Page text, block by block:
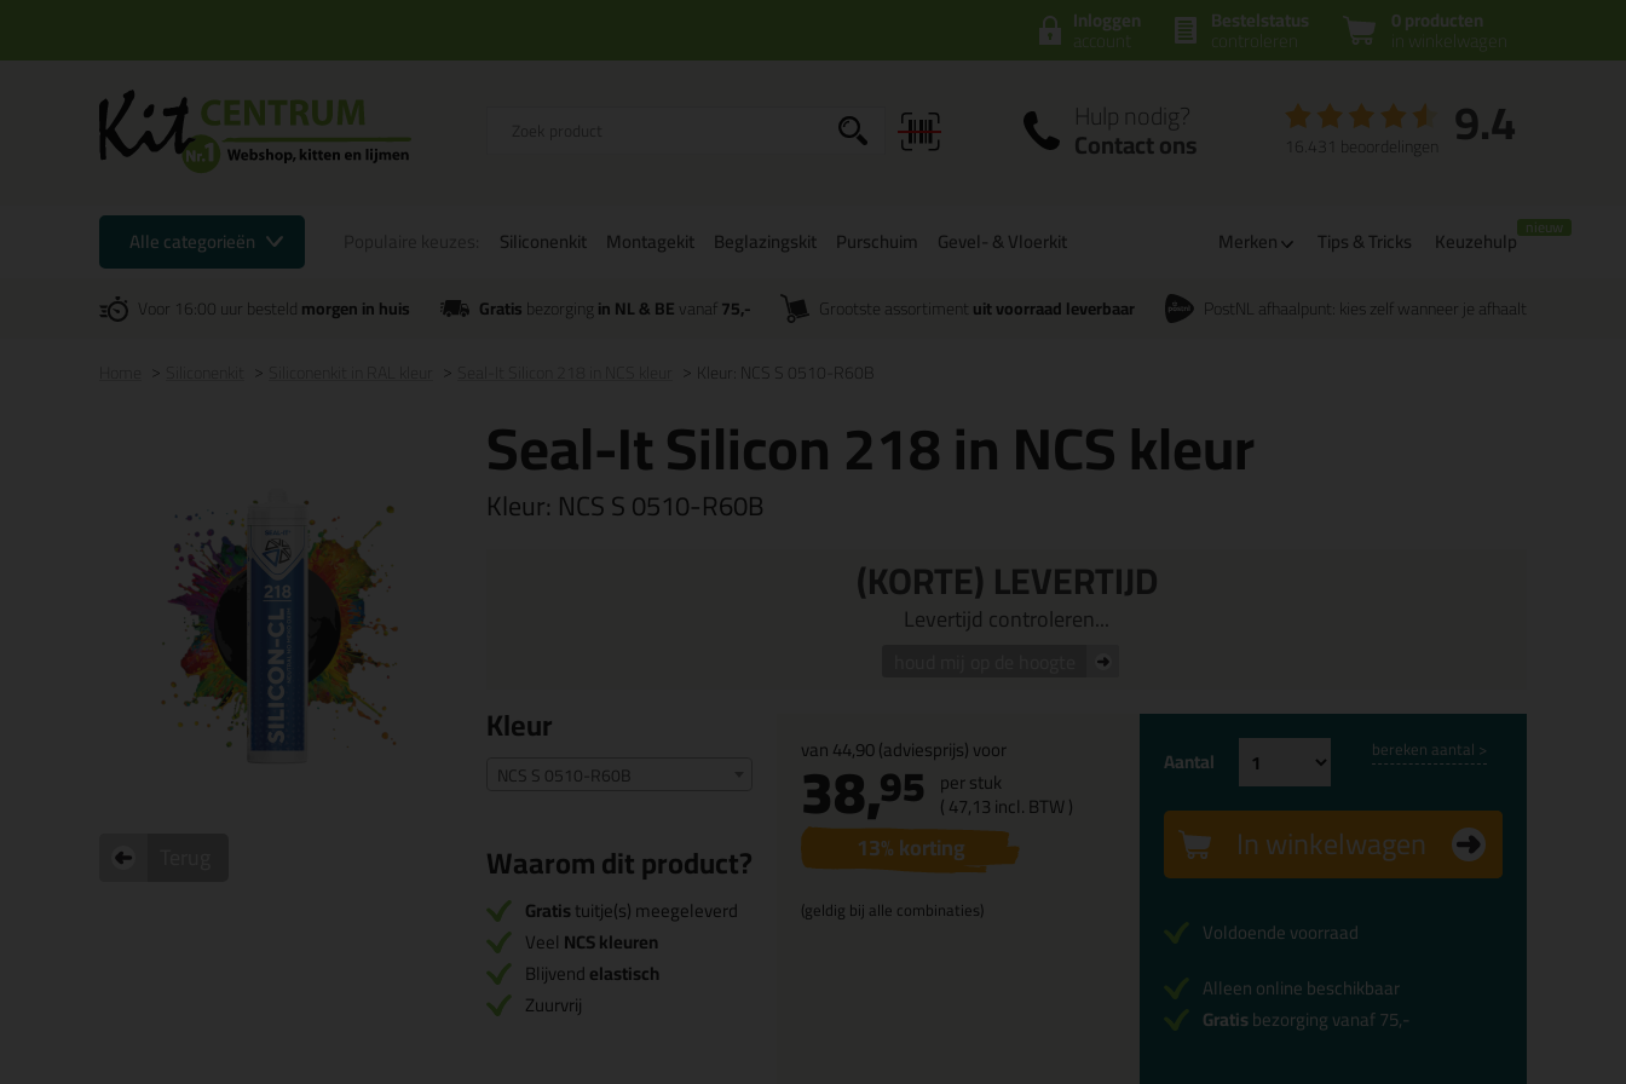
0 producten
in winkelwagen
Bestelstatus
controleren
Inloggen
account
Hulp nodig?
Contact ons 9.4
16.431 beoordelingen
Alle categorieën Siliconenkit Montagekit Beglazingskit Purschuim Gevel- & Vloerkit Merken Tips & Tricks Keuzehulp
Voor 16:00 uur besteldmorgen in huis Gratisbezorgingin NL & BEvanaf 75,- Grootste assortiment uit voorraad leverbaar PostNL afhaalpunt: kies zelf wanneer je afhaalt
Kleur: NCS S 0510-R60B
Seal-It Silicon 218 in NCS kleur
Kleur: NCS S 0510-R60B
(KORTE) LEVERTIJD
Levertijd controleren...
Kleur
NCS S 0510-R60B
Waarom dit product?
Gratistuitje(s) meegeleverd
Veel NCS kleuren
Blijvendelastisch
Zuurvrij
van44,90(adviesprijs) voor
38,95 per stuk
(47,13incl. BTW )
13% korting
(geldig bij alle combinaties)
Aantal bereken aantal >
In winkelwagen
Voldoende voorraad
Alleen online beschikbaar
Gratisbezorging vanaf 75,-